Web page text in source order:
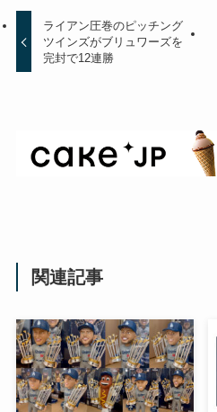
ライアン圧巻のピッチング
ツインズがブリュワーズを
完封で12連勝
関連記事